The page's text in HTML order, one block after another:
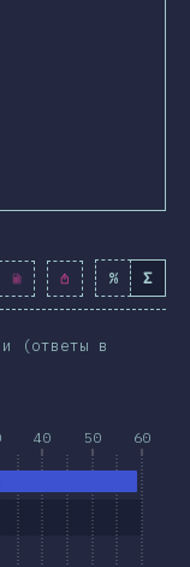
1.7
% Σ
(ответы в
40 50 60